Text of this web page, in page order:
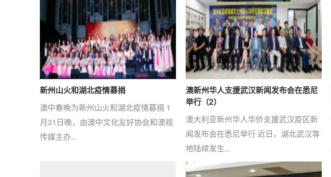
新州山火和湖北疫情募捐
澳中春晚为新州山火和湖北疫情募捐 1
月31日晚，由澳中文化友好协会和澳视
传媒主办...
澳新州华人支援武汉新闻发布会在悉尼
举行（2）
澳大利亚新州华人华侨支援武汉疫区新
闻发布会在悉尼举行 近日，湖北武汉等
地陆续发生...